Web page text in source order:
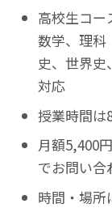
高校生コー
数学、理科
史、世界
対応
授業時間は
月額5,400
でお問い合
時間・場所